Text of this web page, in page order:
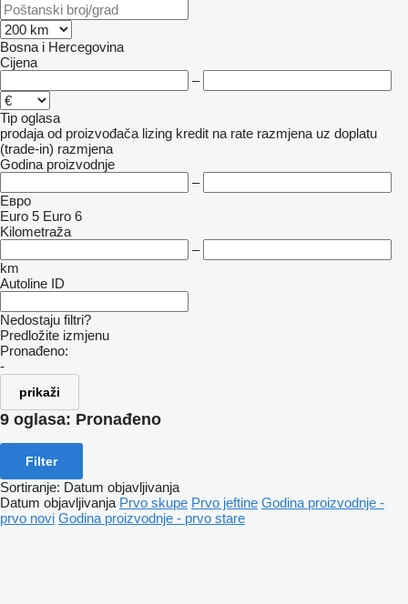
Bosna i Hercegovina
Cijena
–
Tip oglasa
prodaja od proizvođača lizing kredit na rate razmjena uz doplatu
(trade-in) razmjena
Godina proizvodnje
–
Евро
Euro 5 Euro 6
Kilometraža
–
km
Autoline ID
Nedostaju filtri?
Predložite izmjenu
Pronađeno:
-
prikaži
9 oglasa: Pronađeno
Filter
Sortiranje: Datum objavljivanja
Datum objavljivanja Prvo skupe Prvo jeftine Godina proizvodnje -
prvo novi Godina proizvodnje - prvo stare